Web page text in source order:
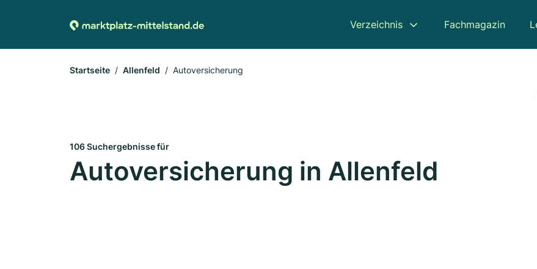
Verzeichnis Fachmagazin
Startseite Allenfeld Autoversicherung
106 Suchergebnisse für
Autoversicherung in Allenfeld